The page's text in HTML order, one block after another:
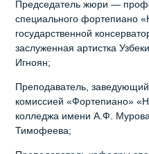
Председатель жюри —
специального фортепиано
государственной
заслуженная артистка
Игноян;
Преподаватель,
комиссией «Фортепиано»
колледжа имени А.Ф.
Тимофеева;